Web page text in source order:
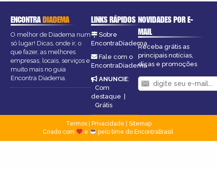
ENCONTRADIADEMA
O melhor de Diadema num
só lugar! Dicas, onde ir, o
que fazer, as melhores
empresas, locais, serviços e
muito mais no guia
Encontra Diadema.
LINKS RÁPIDOS
Sobre
EncontraDiadema
Fale com o
EncontraDiadema
ANUNCIE:
Com
destaque
Grátis
NOVIDADES POR E-
MAIL
Receba grátis as
principais notícias,
dicas e promoções
Termos| Privacidade
Sitemap
Criado com
e pelo time do EncontraBrasil